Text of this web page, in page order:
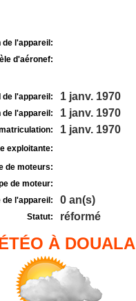
de l'appareil:
d'aéronef:
de l'appareil: 1 janv. 1970
de l'appareil: 1 janv. 1970
1 janv. 1970
exploitante:
de moteurs:
de moteur:
de l'appareil:
0 an(s)
Statut: réformé
À DOUALA